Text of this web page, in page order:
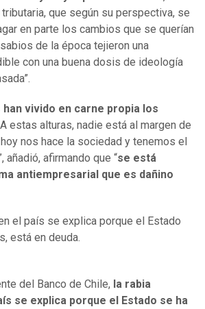
que según su perspectiva, se
en parte los cambios que se querían
de la época tejieron una
con una buena dosis de ideología
vivido en carne propia los
A estas alturas, nadie está al margen de
nos hace la sociedad y tenemos el
añadió, afirmando que “se está
antiempresarial que es dañino
el país se explica porque el Estado
está en deuda.
del Banco de Chile, la rabia
se explica porque el Estado se ha